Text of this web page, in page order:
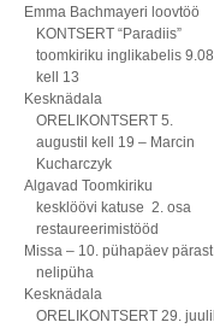
Emma Bachmayeri loovtöö
KONTSERT “Paradiis”
toomkiriku inglikabelis 9.08
kell 13
Kesknädala
ORELIKONTSERT 5.
augustil kell 19 – Marcin
Kucharczyk
Algavad Toomkiriku
kesklöövi katuse 2. osa
restaureerimistööd
Missa – 10. pühapäev pärast
nelipüha
Kesknädala
ORELIKONTSERT 29. juulil